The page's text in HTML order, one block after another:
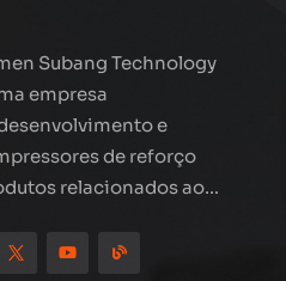
de ar
de alto
de
desempenho
1
MAIS
cilindro duplo
PCP
Subang Technology
empresa
e
de reforço
relacionados ao
estão em todo o